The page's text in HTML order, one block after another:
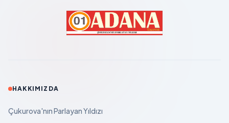
HAKKIMIZDA
Çukurova'nın Parlayan Yıldızı